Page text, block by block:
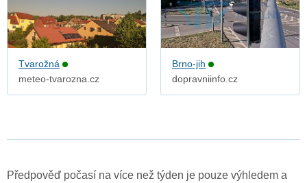
Tvarožná
meteo-tvarozna.cz
Brno-jih
dopravniinfo.cz
Předpověď počasí na více než týden je pouze výhledem a